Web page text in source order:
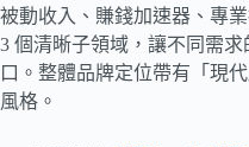
被動收入、賺錢加速器、專
3 個清晰子領域，讓不同需
口。整體品牌定位帶有「現
風格。